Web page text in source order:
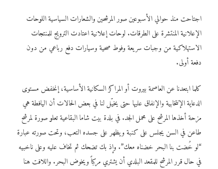
اجتاحت منذ حوالي الأسبوعين صور المرشحين والشعارات السياسية اللوحات
الإعلانية المنتشرة على الطرقات. لوحات إعلانية اعتادت الترويج للمنتجات
الاستهلاكية من وجبات سريعة وفوط صحية وسيارات دفع رباعي من دون
دفعة أولى.
كلما ابتعدنا عن العاصمة بيروت أو المراكز السكانية الأساسية، إنخفض مستوى
الدعاية الإنتخابية والإنفاق عليها حتى يخيّل لنا في بعض الحالات أن اليافطة هي
مزحة أخذها المرشح على محمل الجد. في بلدة بيت شاما البقاعية تعلو صورة لمرشح
طاعن في السن يجلس على كنبة ويظهر على جسده التعب، وتحت صورته عبارة
“لو خُضت بنا البحر خضناه معك”. وإذ بك تضحك ثم تخاف عليه وعلى ناخبيه
في حال قرر المرشح للمقعد البلدي أن يشتري مركباً ويخوض البحر. واللافت هنا